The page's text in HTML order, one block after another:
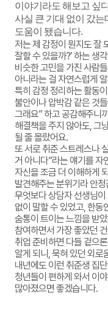
이야기라도 해보고 싶
사실 큰 기대 없이 갔는
도움이 됐습니다.
저는 제 감정이 뭔지도 잘
잘할 수 있을까?’ 하는 생
비슷한 고민을 가진 사람
아니라는 걸 자연스럽게
특히 감정 정리하는 활동
불안이나 압박감 같은 것
그래요” 하고 공감해주니
해결책을 주지 않아도, 그
될 줄 몰랐어요.
또 서로 취준 스트레스나
거 아니다”라는 얘기를 자
자신을 조금 더 이해하게
발견해주는 분위기라 안
무엇보다 상담자 선생님
없이 말할 수 있었고, 한동
숨통이 트이는 느낌을 받
참여하면서 가장 좋았던
취업 준비하면 다들 겉으
알게 되니, 묵혀 있던 외로
내년에도 이런 취준생 집
청년들이 편하게 와서 이
많아졌으면 좋겠습니다.